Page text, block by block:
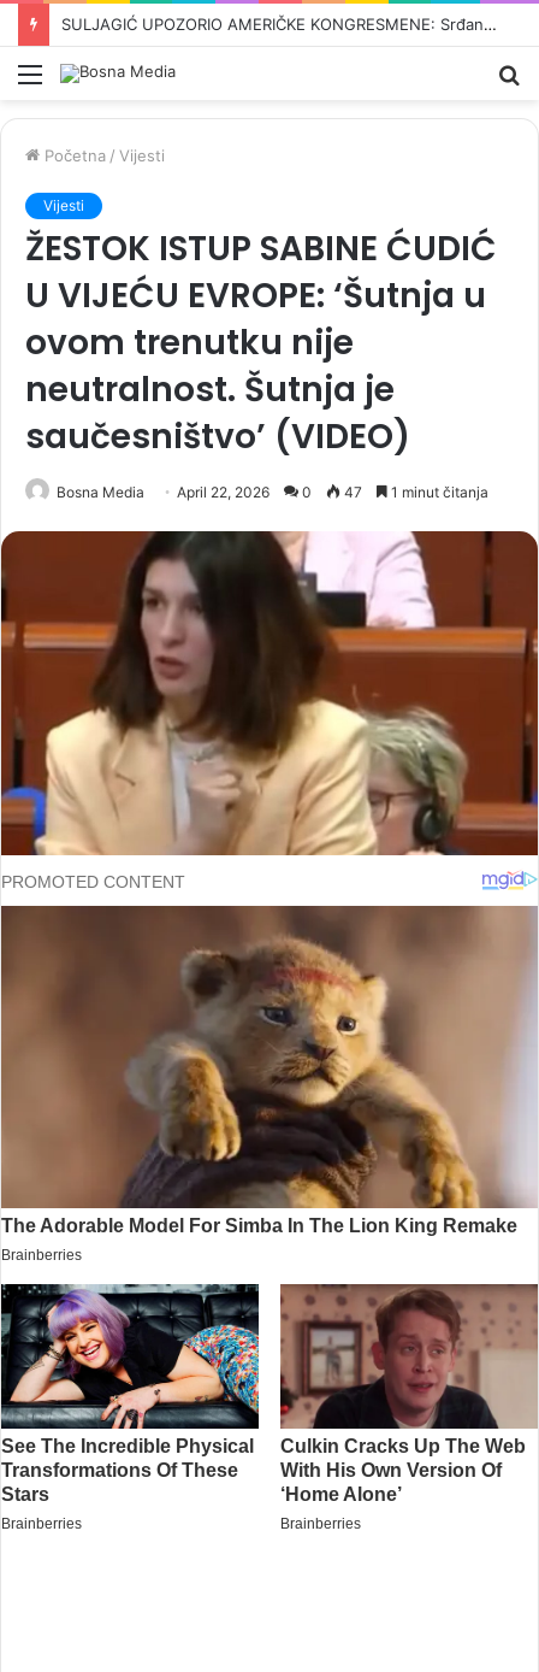
ODBROJAVANJE U REPUBLICI SRPSKOJ: Crnadak najavljuje pad režima –„Nije normalno da se u 21. vijeku pravi proslava kad dođe…“
Meni
Početna / Vijesti
Vijesti
ŽESTOK ISTUP SABINE ĆUDIĆ
U VIJEĆU EVROPE: ‘Šutnja u
ovom trenutku nije
neutralnost. Šutnja je
saučesništvo’ (VIDEO)
Bosna Media April 22, 2026 0 47 1 minut čitanja